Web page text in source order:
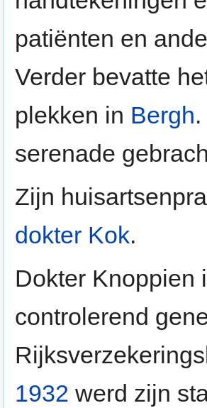
patiënten en
Verder bevatte
plekken in Bergh
serenade
Zijn
dokter Kok.
Dokter Knoppien
controlerend
1932 werd zijn